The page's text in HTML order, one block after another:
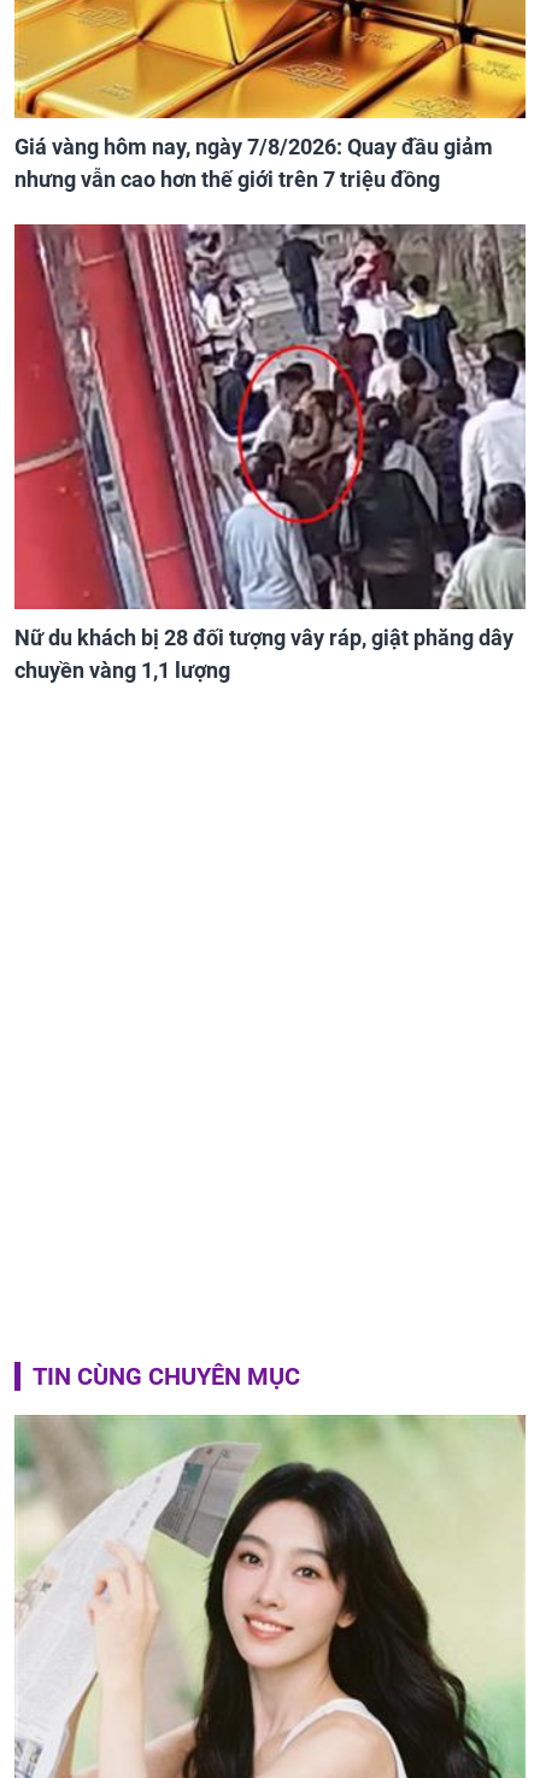
Giá vàng hôm nay, ngày 7/8/2026: Quay đầu giảm
nhưng vẫn cao hơn thế giới trên 7 triệu đồng
Nữ du khách bị 28 đối tượng vây ráp, giật phăng dây
chuyền vàng 1,1 lượng
TIN CÙNG CHUYÊN MỤC